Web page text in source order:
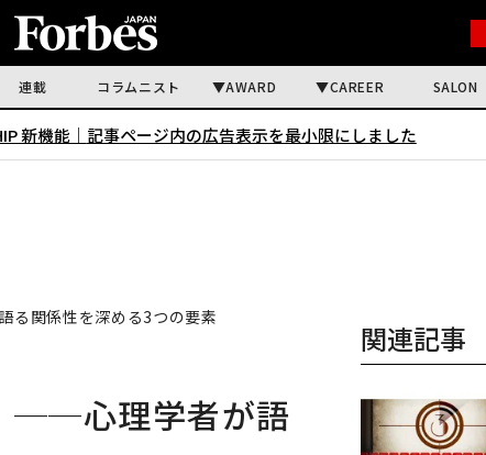
連載 コラムニスト AWARD CAREER SALON
新機能｜ 記事ページ内の広告表示を最小限にしました
る関係性を深める3つの要素
──心理学者が語
関連記事